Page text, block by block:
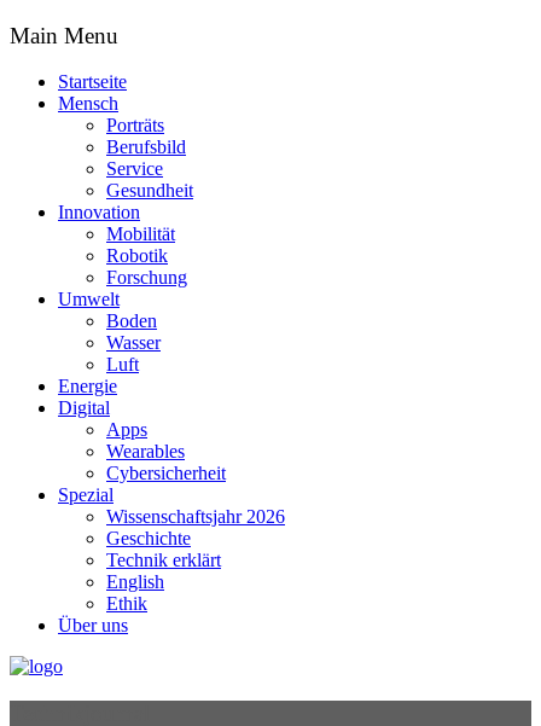
Main Menu
Startseite
Mensch
Porträts
Berufsbild
Service
Gesundheit
Innovation
Mobilität
Robotik
Forschung
Umwelt
Boden
Wasser
Luft
Energie
Digital
Apps
Wearables
Cybersicherheit
Spezial
Wissenschaftsjahr 2026
Geschichte
Technik erklärt
English
Ethik
Über uns